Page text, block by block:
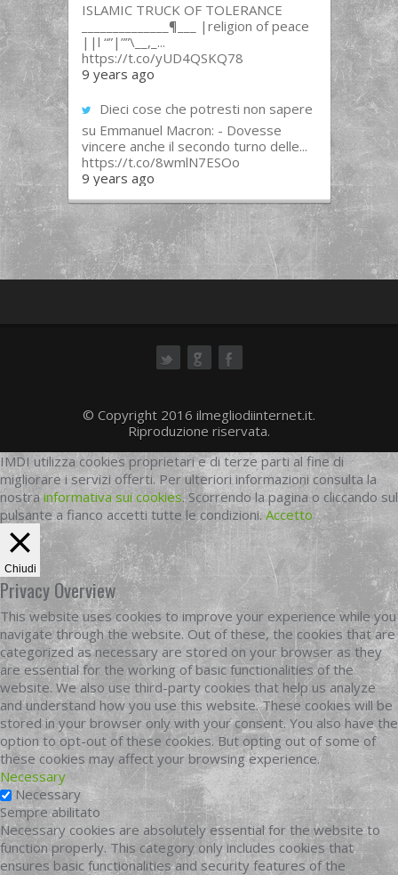
ISLAMIC TRUCK OF TOLERANCE
______________¶___ |religion of peace
||l “”|””\__,_...
https://t.co/yUD4QSKQ78
9 years ago
Dieci cose che potresti non sapere
su Emmanuel Macron: - Dovesse
vincere anche il secondo turno delle...
https://t.co/8wmlN7ESOo
9 years ago
© Copyright 2016 ilmegliodiinternet.it.
Riproduzione riservata.
IMDI utilizza cookies proprietari e di terze parti al fine di
migliorare i servizi offerti. Per ulteriori informazioni consulta la
nostrainformativa sui cookies. Scorrendo la pagina o cliccando sul
pulsante a fianco accetti tutte le condizioni.Accetto
Chiudi
Privacy Overview
This website uses cookies to improve your experience while you
navigate through the website. Out of these, the cookies that are
categorized as necessary are stored on your browser as they
are essential for the working of basic functionalities of the
website. We also use third-party cookies that help us analyze
and understand how you use this website. These cookies will be
stored in your browser only with your consent. You also have the
option to opt-out of these cookies. But opting out of some of
these cookies may affect your browsing experience.
Necessary
Necessary
Sempre abilitato
Necessary cookies are absolutely essential for the website to
function properly. This category only includes cookies that
ensures basic functionalities and security features of the